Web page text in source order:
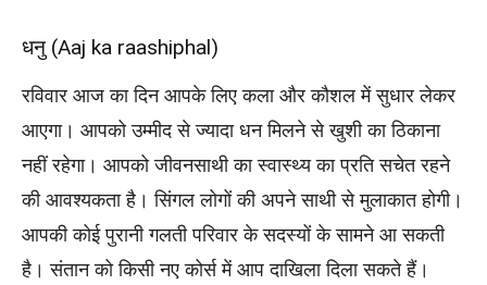
धनु (Aaj ka raashiphal)
रविवार आज का दिन आपके लिए कला और कौशल में सुधार लेकर
आएगा। आपको उम्मीद से ज्यादा धन मिलने से खुशी का ठिकाना
नहीं रहेगा। आपको जीवनसाथी का स्वास्थ्य का प्रति सचेत रहने
की आवश्यकता है। सिंगल लोगों की अपने साथी से मुलाकात होगी।
आपकी कोई पुरानी गलती परिवार के सदस्यों के सामने आ सकती
है। संतान को किसी नए कोर्स में आप दाखिला दिला सकते हैं।